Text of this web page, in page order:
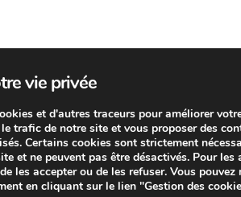
vie privée
et d'autres traceurs pour améliorer
trafic de notre site et vous proposer des
Certains cookies sont strictement
et ne peuvent pas être désactivés. Pour les
les accepter ou de les refuser. Vous pouvez
en cliquant sur le lien "Gestion des